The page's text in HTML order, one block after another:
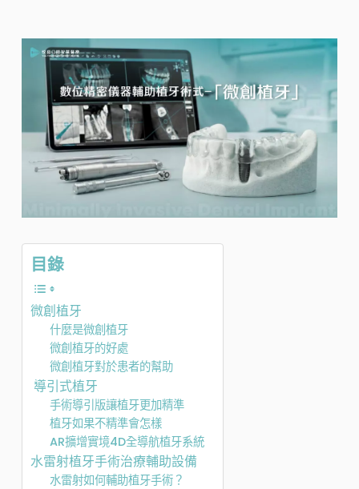
目錄
微創植牙
什麼是微創植牙
微創植牙的好處
微創植牙對於患者的幫助
導引式植牙
手術導引版讓植牙更加精準
植牙如果不精準會怎樣
AR擴增實境4D全導航植牙系統
水雷射植牙手術治療輔助設備
水雷射如何輔助植牙手術？